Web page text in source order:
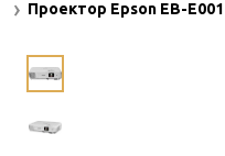
Проектор Epson EB-E001